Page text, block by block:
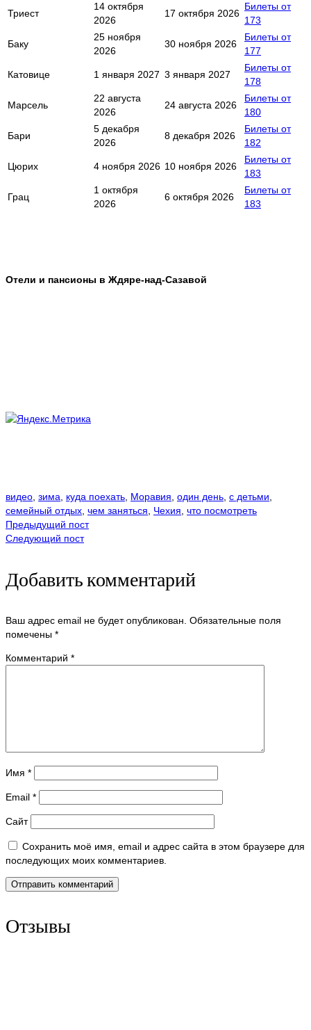
Триест
14 октября
2026
17 октября 2026
Билеты от
173
Баку
25 ноября
2026
30 ноября 2026
Билеты от
177
Катовице 1 января 2027 3 января 2027
Билеты от
178
Марсель
22 августа
2026
24 августа 2026
Билеты от
180
Бари
5 декабря
2026
8 декабря 2026
Билеты от
182
Цюрих 4 ноября 2026 10 ноября 2026
Билеты от
183
Грац
1 октября
2026
6 октября 2026
Билеты от
183
Отели и пансионы в Ждяре-над-Сазавой
видео зима куда поехать Моравия один день с детьми
семейный отдых чем заняться Чехия что посмотреть
Предыдущий пост
Следующий пост
Добавить комментарий
Ваш адрес email не будет опубликован. Обязательные поля
помечены *
Комментарий *
Имя *
Email *
Сайт
Сохранить моё имя, email и адрес сайта в этом браузере для
последующих моих комментариев.
Отзывы